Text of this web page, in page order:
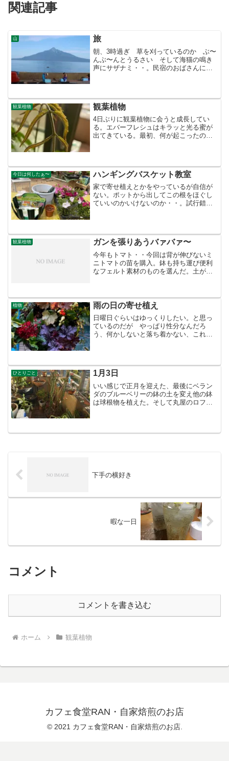
関連記事
山 旅
朝、3時過ぎ 草を刈っているのか ぶ〜
んぶ〜んとうるさい そして海猫の鳴き
声にサザナミ・・。民宿のおばさんに聞
月・・。遊ぶ時は痛くないの...
観葉植物 観葉植物
4日ぶりに観葉植物に会うと成長してい
る。エバーフレシュはキラッと光る蜜が
出てきている。最初、何が起こったのか
思うものです。始め虫が...
今日は何したぁ〜 ハンギングバスケット教室
家で寄せ植えとかをやっているが自信が
ない。ポットから出してこの根をほぐし
ていいのかいけないのか・・。試行錯誤
い機会なので早々申し込ん...
観葉植物 ガンを張りあうバァバァ〜
今年もトマト・・今回は背が伸びないミ
ニトマトの苗を購入。鉢も持ち運び便利
なフェルト素材のものを選んだ。土が足
るが 慣れた場所だから簡単...
植物 雨の日の寄せ植え
日曜日ぐらいはゆっくりしたい。と思っ
ているのだが やっぱり性分なんだろ
う、何かしないと落ち着かない、これが
人だけの教室だった。お...
ひとりごと 1月3日
いい感じで正月を迎えた、最後にベラン
ダのブルーベリーの鉢の土を変え他の鉢
は球根物を植えた。そして丸屋のロフト
ルを飲んでしまった。こ...
下手の横好き
暇な一日
コメント
コメントを書き込む
ホーム 観葉植物
カフェ食堂RAN・自家焙煎のお店
© 2021 カフェ食堂RAN・自家焙煎のお店.